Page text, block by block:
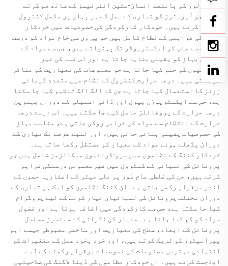
کنٹرولرز کو بامقصد انسان-مشین انٹرفیسز کے ساتھ ضم کرتے
ہیں، جو آپریٹرز کو تیاری کے عمل کے ہر پہلو پر مکمل کنٹرول
فراہم کرتے ہیں۔ خودکار کارکردگی کی خصوصیات میں خودکار
مواد کی فراہمی کے نظام شامل ہیں جو پی وی سی خام مواد کو درست
طریقے سے ماپ کر ایکسٹریوڈر تک پہنچاتے ہیں، جس سے مواد کے
مستقل بہاؤ کو یقینی بنایا جاتا ہے اور اس قسم کی غیر
یکسانیوں کو ختم کیا جاتا ہے جو مصنوعات کی معیاریت کو متاثر
کر سکتی ہیں۔ درجہ حرارت کنٹرول کے نظام میں متعدد گرمائی
زونز کا استعمال کیا جاتا ہے جن کا الگ الگ تنظیم کیا جا سکتا
ہے، جس سے ایکسٹریوژن بیرل اور ڈائی اسمبلی کے دوران بہترین
درجہ حرارت کے پروفائلز حاصل کیے جا سکتے ہیں۔ اس درست درجہ
حرارت کے انتظام سے مواد کی خرابی روکی جاتی ہے، مناسب بہاؤ
کی خصوصیات یقینی بنائی جاتی ہیں، اور لمبے عرصے تک تیاری کے
دوران پگھلے ہوئے مواد کے معیار کو مستقل رکھا جاتا ہے۔
خودکار کٹنگ کے نظاموں میں سرو-ڈرائیون میکانزمز شامل ہیں جو
پروفائل کی لمبائی کے کنٹرول میں غیرمعمولی درستگی فراہم
کرتے ہیں، جن کی غلطی عام طور پر ملی میٹر کے اعشاریہ حصوں کے
اندر برقرار رکھی جاتی ہے۔ ان کٹنگ نظاموں کو ایک ہی تیاری کے
دوران مختلف پروفائل کی لمبائیاں تیار کرنے کے لیے پروگرام
کیا جا سکتا ہے، جس سے کارکردگی میں اضافہ ہوتا ہے اور فضول
مواد کو کم کیا جاتا ہے۔ معیار کی نگرانی کے سینسرز مسلسل
پروفائل کے ابعاد، سطح کی معیاریت اور ساختی مضبوطی جیسے اہم
پیرامیٹرز کو ٹریک کرتے ہیں، اور خود بخود عمل کے متغیرات کو
انتہائی بہترین مصنوعات کی خصوصیات برقرار رکھنے کے لیے
ایڈجسٹ کرتے ہیں۔ ان خودکار نظاموں کی ڈیٹا لاگنگ کی صلاحیتیں